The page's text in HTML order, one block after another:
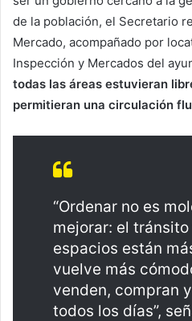
de la población, el Secretario
Mercado, acompañado por
Inspección y Mercados del
todas las áreas estuvieran
permitieran una circulación
“Ordenar no es
mejorar: el
espacios están
vuelve más
venden, compran
todos los días”,